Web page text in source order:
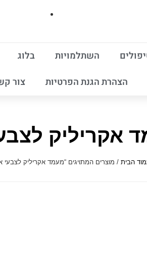
השתלמויות בלוג
הצהרת הגנת הפרטיות
צור
אקריליק
הבית / מוצרים המתויגים “מעמד אקריליק לצבעי